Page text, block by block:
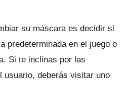
su máscara es decidir si
predeterminada en el juego o
Si te inclinas por las
usuario, deberás visitar uno